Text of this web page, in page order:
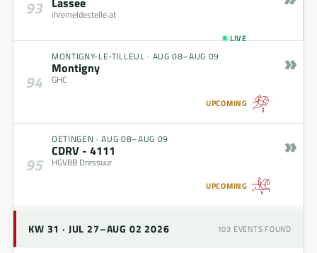
93 ihremeldestelle.at
LIVE
94
MONTIGNY-LE-TILLEUL · AUG 08–AUG 09
Montigny
GHC
UPCOMING
»
95
OETINGEN ·AUG 08–AUG 09
CDRV - 4111
HGVBB Dressuur
UPCOMING
»
KW 31 · JUL 27–AUG 02 2026 103 EVENTS FOUND